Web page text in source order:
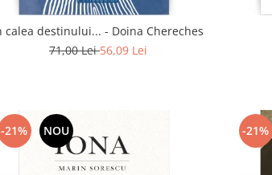
In calea destinului... - Doina Chereches
71,00 Lei56,09 Lei
-21% NOU -21%